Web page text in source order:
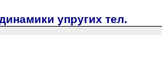
упругих тел.